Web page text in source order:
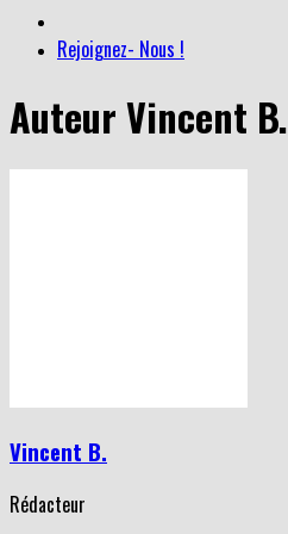
Rejoignez- Nous !
AuteurVincent B.
Vincent B.
Rédacteur